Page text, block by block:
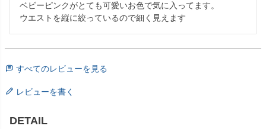
ベビーピンクがとても可愛いお色で気に入ってます。
ウエストを縦に絞っているので細く見えます
すべてのレビューを見る
レビューを書く
DETAIL